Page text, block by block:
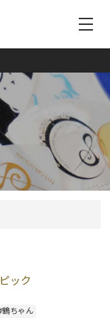
ック
鶴ちゃん